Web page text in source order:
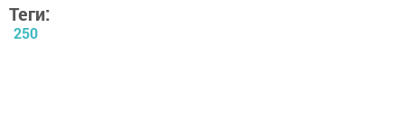
Теги:
250